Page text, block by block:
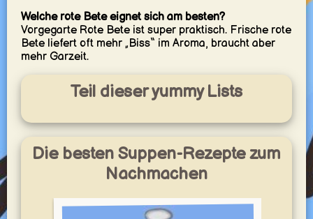
Welche rote Bete eignet sich am besten?
Vorgegarte Rote Bete ist super praktisch. Frische rote
Bete liefert oft mehr „Biss“ im Aroma, braucht aber
mehr Garzeit.
Teil dieser yummy Lists
Die besten Suppen-Rezepte zum
Nachmachen